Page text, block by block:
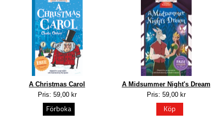
A Christmas Carol
Pris: 59,00 kr
Förboka
A Midsummer Night's Dream
Pris: 59,00 kr
Köp